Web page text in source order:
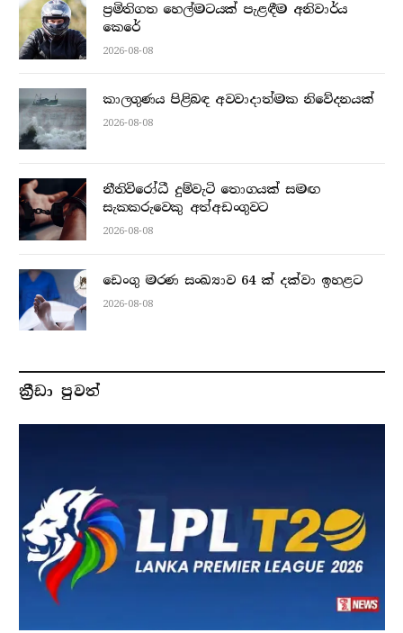
ප්‍රමිතිගත හෙල්මටයක් පැළඳීම අනිවාර්ය
කෙරේ
2026-08-08
කාලගුණය පිළිබඳ අවවාදාත්මක නිවේදනයක්
2026-08-08
නීතිවිරෝධී දුම්වැටි තොගයක් සමඟ
සැකකරුවෙකු අත්අඩංගුවට
2026-08-08
ඩෙංගු මරණ සංඛ්‍යාව 64 ක් දක්වා ඉහළට
2026-08-08
ක්‍රීඩා පුවත්